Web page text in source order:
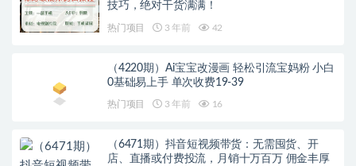
技巧，绝对干货满满！
热门项目 3 年前 42
（4220期）Ai宝宝改漫画 轻松引流宝妈粉 小白
0基础易上手 单次收费19-39
热门项目 3 年前 16
（6471期）抖音短视频带货：无需囤货、开
店、直播或付费投流，月销十万百万 佣金丰厚